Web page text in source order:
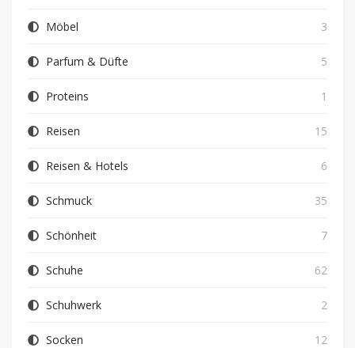
Möbel 3
Parfum & Düfte 5
Proteins 1
Reisen 15
Reisen & Hotels 6
Schmuck 35
Schönheit 7
Schuhe 62
Schuhwerk 2
Socken 12